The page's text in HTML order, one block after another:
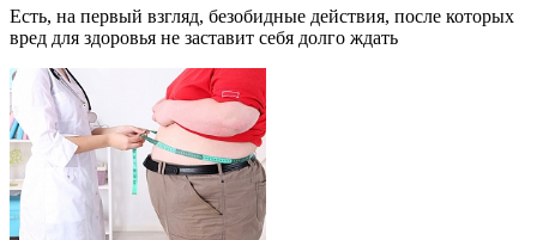
Есть, на первый взгляд, безобидные действия, после которых
вред для здоровья не заставит себя долго ждать